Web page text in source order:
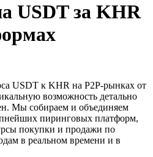
USDT за KHR
USDT к KHR на P2P-рынках от
возможность детально
Мы собираем и объединяем
пиринговых платформ,
покупки и продажи по
в реальном времени и в